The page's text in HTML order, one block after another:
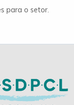
para o setor.